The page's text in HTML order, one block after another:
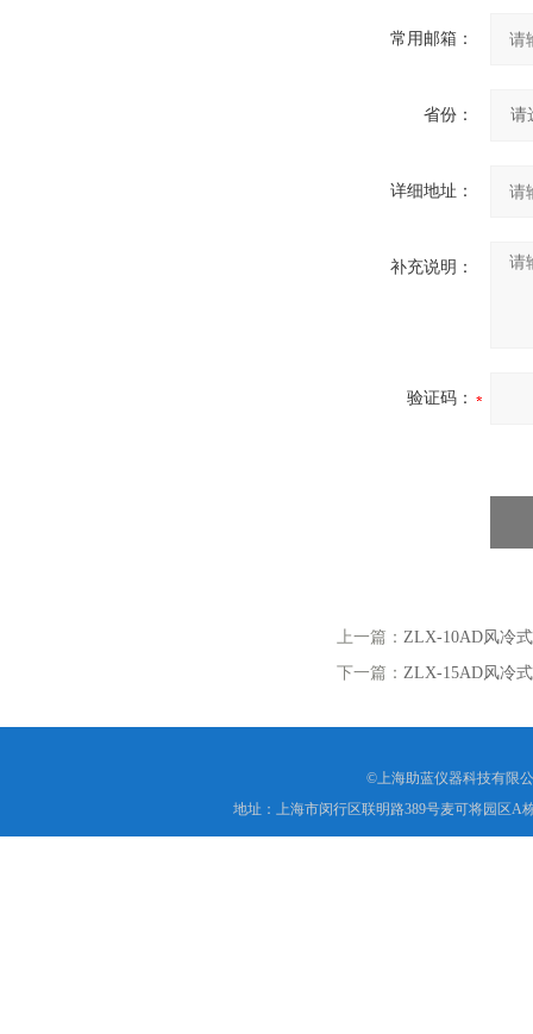
常用邮箱：
省份：
详细地址：
补充说明：
验证码：
上一篇： ZLX-10AD风冷
下一篇： ZLX-15AD风冷
©上海助蓝仪器科技有限
地址：上海市闵行区联明路389号麦可将园区A